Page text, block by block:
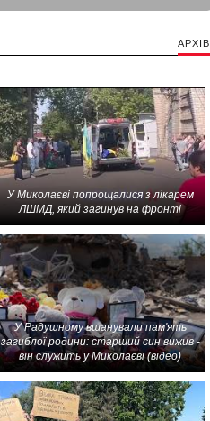
АРХІВ
У Миколаєві попрощалися з лікарем
ЛШМД, який загинув на фронті
У Радушному вшанували пам'ять
загиблої родини: старший син вижив -
він служить у Миколаєві (відео)